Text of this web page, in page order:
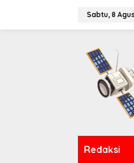
konten
Sabtu, 8
Redaksi